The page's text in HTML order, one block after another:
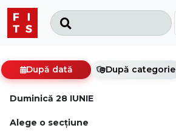
După dată După categorie